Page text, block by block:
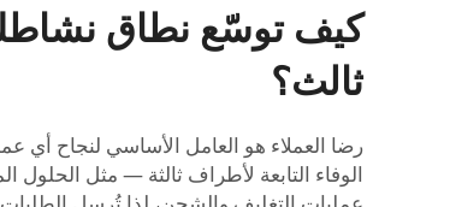
كيف توسّع نطاق
ثالث؟
رضا العملاء هو العامل الأساسي لنجاح